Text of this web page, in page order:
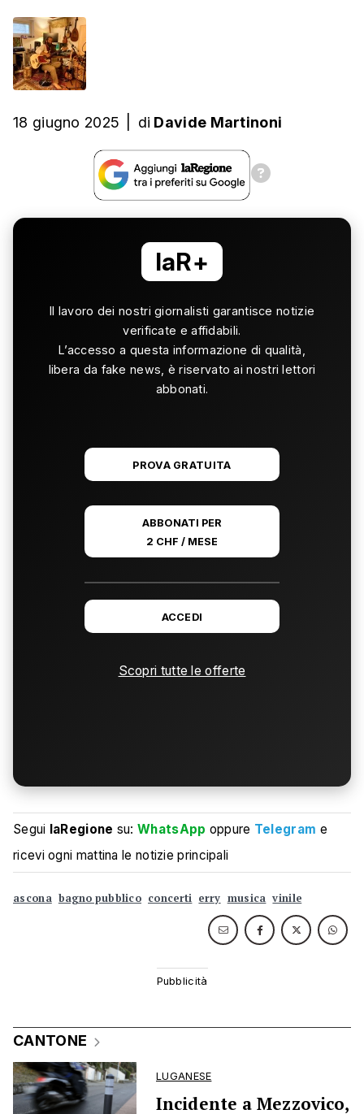
18 giugno 2025 di Davide Martinoni
laR+
Il lavoro dei nostri giornalisti garantisce notizie
verificate e affidabili.
L’accesso a questa informazione di qualità,
libera da fake news, è riservato ai nostri lettori
abbonati.
PROVA GRATUITA
ABBONATI PER
2 CHF / MESE
ACCEDI
Scopri tutte le offerte
Segui laRegione su:WhatsApp oppure Telegram e
ricevi ogni mattina le notizie principali
ascona bagno pubblico concerti erry musica vinile
CANTONE
LUGANESE
Incidente a Mezzovico,